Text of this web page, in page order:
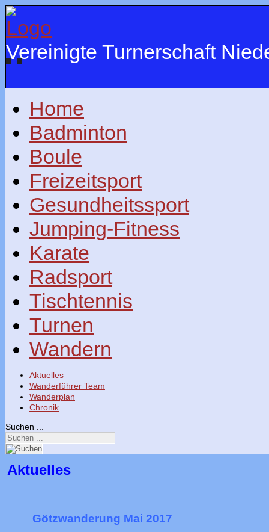
Vereinigte Turnerschaft
Home
Badminton
Boule
Freizeitsport
Gesundheitssport
Jumping-Fitness
Karate
Radsport
Tischtennis
Turnen
Wandern
Aktuelles
Wanderführer Team
Wanderplan
Chronik
Suchen ...
Aktuelles
Götzwanderung Mai 2017